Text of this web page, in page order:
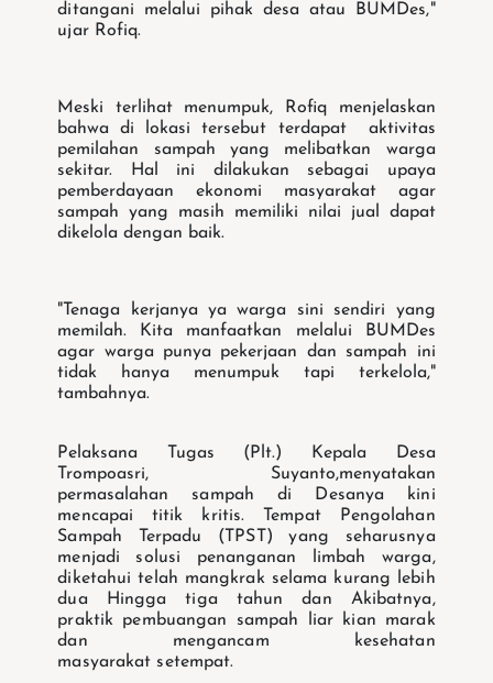
ditangani melalui pihak desa atau BUMDes,"
ujar Rofiq.
Meski terlihat menumpuk, Rofiq menjelaskan
bahwa di lokasi tersebut terdapat aktivitas
pemilahan sampah yang melibatkan warga
sekitar. Hal ini dilakukan sebagai upaya
pemberdayaan ekonomi masyarakat agar
sampah yang masih memiliki nilai jual dapat
dikelola dengan baik.
"Tenaga kerjanya ya warga sini sendiri yang
memilah. Kita manfaatkan melalui BUMDes
agar warga punya pekerjaan dan sampah ini
tidak hanya menumpuk tapi terkelola,"
tambahnya.
Pelaksana Tugas (Plt.) Kepala Desa
Trompoasri, Suyanto,menyatakan
permasalahan sampah di Desanya kini
mencapai titik kritis. Tempat Pengolahan
Sampah Terpadu (TPST) yang seharusnya
menjadi solusi penanganan limbah warga,
diketahui telah mangkrak selama kurang lebih
dua Hingga tiga tahun dan Akibatnya,
praktik pembuangan sampah liar kian marak
dan mengancam kesehatan
masyarakat setempat.